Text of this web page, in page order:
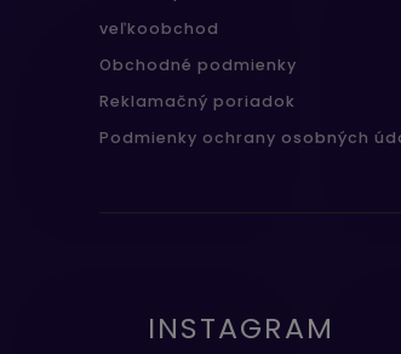
veľkoobchod
Obchodné podmienky
Reklamačný poriadok
Podmienky ochrany osobných
INSTAGRAM